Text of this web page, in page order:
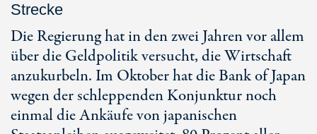
Strecke
Die Regierung hat in den zwei Jahren vor allem
über die Geldpolitik versucht, die Wirtschaft
anzukurbeln. Im Oktober hat die Bank of Japan
wegen der schleppenden Konjunktur noch
einmal die Ankäufe von japanischen